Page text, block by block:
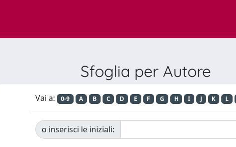
Sfoglia per Autore
Vai a: 0-9 A B C D E F G H I J K L
o inserisci le iniziali: